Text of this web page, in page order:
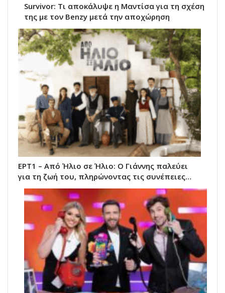
Survivor: Τι αποκάλυψε η Μαντίσα για τη σχέση
της με τον Benzy μετά την αποχώρηση
ΕΡΤ1 – Από Ήλιο σε Ήλιο: Ο Γιάννης παλεύει
για τη ζωή του, πληρώνοντας τις συνέπειες…